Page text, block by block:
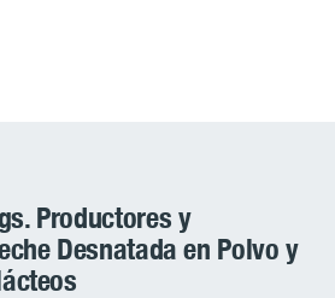
Productores y
Desnatada en Polvo y